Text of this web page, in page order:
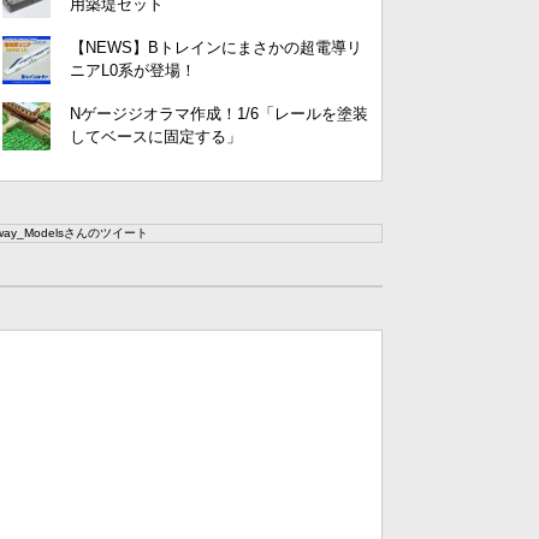
用築堤セット
【NEWS】Bトレインにまさかの超電導リ
ニアL0系が登場！
Nゲージジオラマ作成！1/6「レールを塗装
してベースに固定する」
さんのツイート